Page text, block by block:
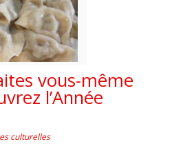
vous-même
l’Année
culturelles